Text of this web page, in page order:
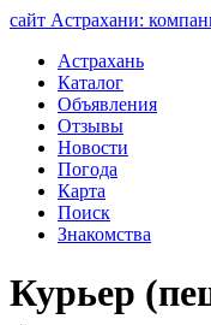
сайт Астрахани:
Астрахань
Каталог
Объявления
Отзывы
Новости
Погода
Карта
Поиск
Знакомства
Курьер